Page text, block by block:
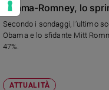
Obama-Romney, lo
Secondo i sondaggi, l’ultimo
Obama e lo sfidante Mitt
47%.
ATTUALITÀ